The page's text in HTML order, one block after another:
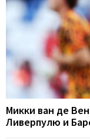
Микки ван де
Ливерпулю и